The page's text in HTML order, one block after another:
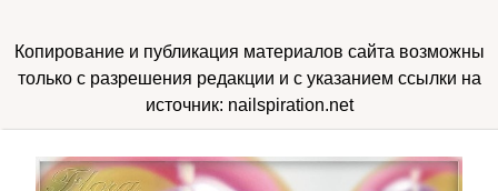
Копирование и публикация материалов сайта возможны
только с разрешения редакции и с указанием ссылки на
источник: nailspiration.net